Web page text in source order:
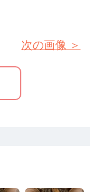
次の画像 ＞